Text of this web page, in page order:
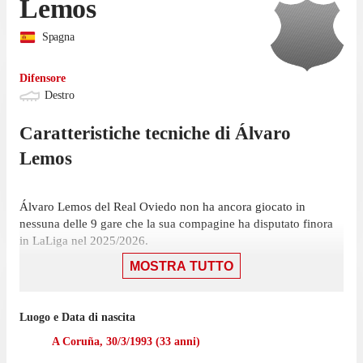
Lemos
Spagna
Difensore
Destro
Caratteristiche tecniche di Álvaro
Lemos
Álvaro Lemos del Real Oviedo non ha ancora giocato in
nessuna delle 9 gare che la sua compagine ha disputato finora
in LaLiga nel 2025/2026.
La prossima sfida per il Real Oviedo sarà una trasferta contro il
Nell'ultima stagione con il Real Oviedo in Segunda División
MOSTRA TUTTO
Luogo e Data di nascita
A Coruña, 30/3/1993 (33 anni)